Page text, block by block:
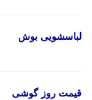
لباسشویی بوش
قیمت روز گوشی